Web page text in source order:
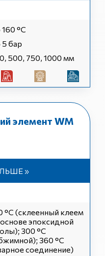
°C
5 бар
500, 750, 1000 мм
элемент WM
»
°C (склеенный клеем
эпоксидной
300 °C
360 °C
соединение)